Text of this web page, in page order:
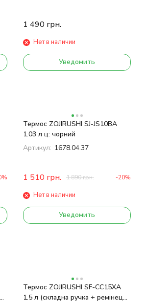
1 490 грн.
Нет в наличии
Уведомить
Термос ZOJIRUSHI SJ-JS10BA
1.03 л ц: чорний
Артикул: 1678.04.37
1 510 грн. 1 890грн. -20%
Нет в наличии
Уведомить
Термос ZOJIRUSHI SF-CС15XA
1.5 л (складна ручка + ремінець)